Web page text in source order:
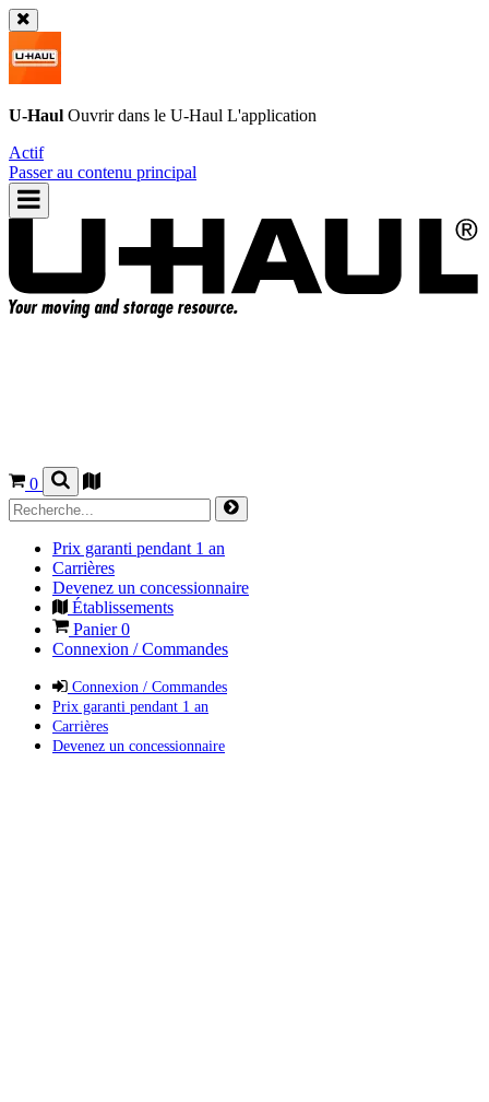
U-Haul Ouvrir dans le U-Haul L'application
Actif
Passer au contenu principal
0
Prix garanti pendant 1 an
Carrières
Devenez un concessionnaire
Établissements
Panier0
Connexion / Commandes
Connexion / Commandes
Prix garanti pendant 1 an
Carrières
Devenez un concessionnaire